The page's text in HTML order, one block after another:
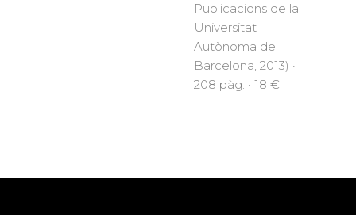
Publicacions de la
Universitat
Autònoma de
Barcelona, 2013) ·
208 pàg. · 18 €